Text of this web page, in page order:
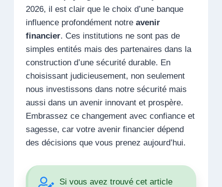
2026, il est clair que le choix d’une banque
influence profondément notre avenir
financier. Ces institutions ne sont pas de
simples entités mais des partenaires dans la
construction d’une sécurité durable. En
choisissant judicieusement, non seulement
nous investissons dans notre sécurité mais
aussi dans un avenir innovant et prospère.
Embrassez ce changement avec confiance et
sagesse, car votre avenir financier dépend
des décisions que vous prenez aujourd’hui.
Si vous avez trouvé cet article